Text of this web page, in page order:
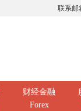
联系邮
财经金融
Forex